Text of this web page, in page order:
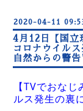
2020-04-11
4月12日【国立
コロナウイル
自然からの警
【TVでおな
ルス発生の裏